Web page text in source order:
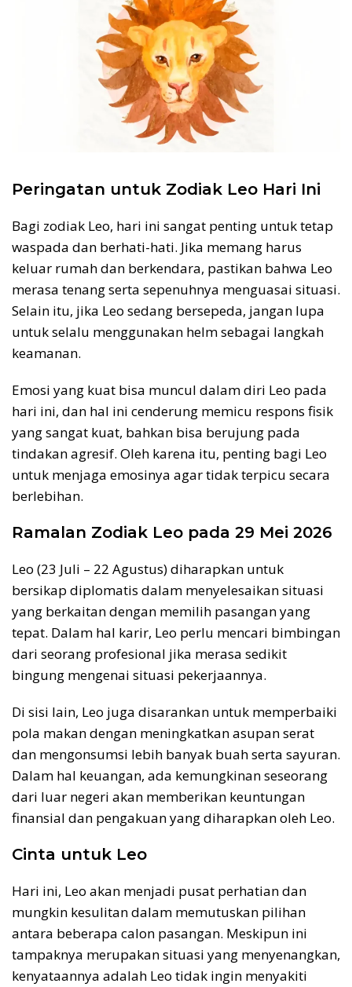
Peringatan untuk Zodiak Leo Hari Ini
Bagi zodiak Leo, hari ini sangat penting untuk tetap
waspada dan berhati-hati. Jika memang harus
keluar rumah dan berkendara, pastikan bahwa Leo
merasa tenang serta sepenuhnya menguasai situasi.
Selain itu, jika Leo sedang bersepeda, jangan lupa
untuk selalu menggunakan helm sebagai langkah
keamanan.
Emosi yang kuat bisa muncul dalam diri Leo pada
hari ini, dan hal ini cenderung memicu respons fisik
yang sangat kuat, bahkan bisa berujung pada
tindakan agresif. Oleh karena itu, penting bagi Leo
untuk menjaga emosinya agar tidak terpicu secara
berlebihan.
Ramalan Zodiak Leo pada 29 Mei 2026
Leo (23 Juli – 22 Agustus) diharapkan untuk
bersikap diplomatis dalam menyelesaikan situasi
yang berkaitan dengan memilih pasangan yang
tepat. Dalam hal karir, Leo perlu mencari bimbingan
dari seorang profesional jika merasa sedikit
bingung mengenai situasi pekerjaannya.
Di sisi lain, Leo juga disarankan untuk memperbaiki
pola makan dengan meningkatkan asupan serat
dan mengonsumsi lebih banyak buah serta sayuran.
Dalam hal keuangan, ada kemungkinan seseorang
dari luar negeri akan memberikan keuntungan
finansial dan pengakuan yang diharapkan oleh Leo.
Cinta untuk Leo
Hari ini, Leo akan menjadi pusat perhatian dan
mungkin kesulitan dalam memutuskan pilihan
antara beberapa calon pasangan. Meskipun ini
tampaknya merupakan situasi yang menyenangkan,
kenyataannya adalah Leo tidak ingin menyakiti